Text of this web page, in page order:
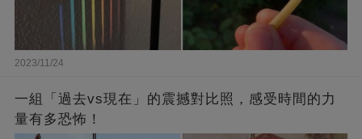
2023/11/24
一組「過去vs現在」的震撼對比照，感受時間的力
量有多恐怖！